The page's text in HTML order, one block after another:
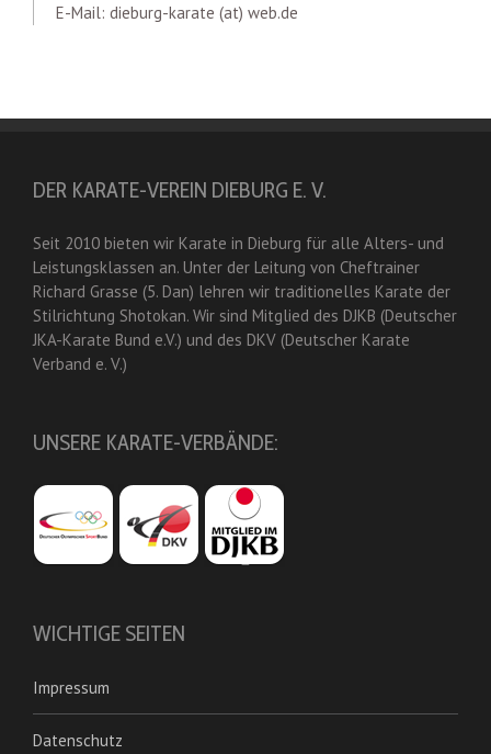
E-Mail: dieburg-karate (at) web.de
DER KARATE-VEREIN DIEBURG E. V.
Seit 2010 bieten wir Karate in Dieburg für alle Alters- und
Leistungsklassen an. Unter der Leitung von Cheftrainer
Richard Grasse (5. Dan) lehren wir traditionelles Karate der
Stilrichtung Shotokan. Wir sind Mitglied des DJKB (Deutscher
JKA-Karate Bund e.V.) und des DKV (Deutscher Karate
Verband e. V.)
UNSERE KARATE-VERBÄNDE:
WICHTIGE SEITEN
Impressum
Datenschutz